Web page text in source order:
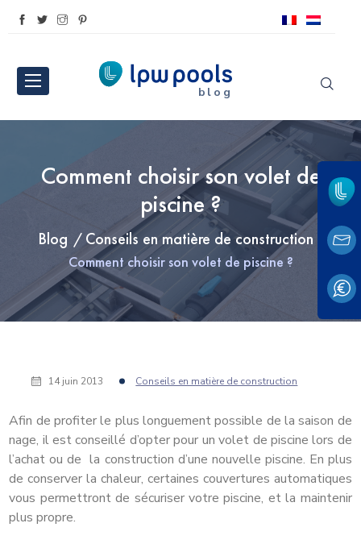
blog
Comment choisir son volet de
piscine ?
Blog Conseils en matière de construction
Comment choisir son volet de piscine ?
14 juin 2013 Conseils en matière de construction
Afin de profiter le plus longuement possible de la saison de
nage, il est conseillé d’opter pour un volet de piscine lors de
l’achat ou de la construction d’une nouvelle piscine. En plus
de conserver la chaleur, certaines couvertures automatiques
vous permettront de sécuriser votre piscine, et la maintenir
plus propre.